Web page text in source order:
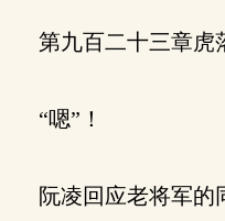
第九百二十三章虎
“嗯”！
阮凌回应老将军的